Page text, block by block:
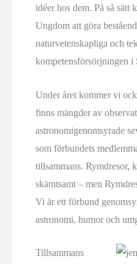
idéer hos dem. På så sätt
Ungdom att göra
naturvetenskapliga och
kompetensförsörjningen i
Under året kommer vi
finns mängder av
astronomigenomsyrade
som förbundets
tillsammans. Rymdresor,
skämtsamt – men
Vi är ett förbund
astronomi, humor och
Tillsammans